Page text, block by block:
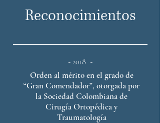
Reconocimientos
Orden al mérito en el grado de
“Gran Comendador”, otorgada por
la Sociedad Colombiana de
Cirugía Ortopédica y
Traumatología
- 2018 -